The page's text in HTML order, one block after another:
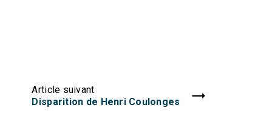
Article suivant
Disparition de Henri Coulonges